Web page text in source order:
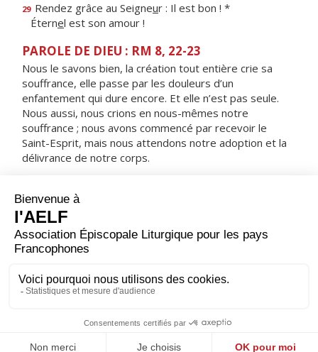
29 Rendez grâce au Seigneur : Il est bon ! *
Éternel est son amour !
PAROLE DE DIEU : RM 8, 22-23
Nous le savons bien, la création tout entière crie sa
souffrance, elle passe par les douleurs d’un
enfantement qui dure encore. Et elle n’est pas seule.
Nous aussi, nous crions en nous-mêmes notre
souffrance ; nous avons commencé par recevoir le
Saint-Esprit, mais nous attendons notre adoption et la
délivrance de notre corps.
V/ Bénis le Seigneur, ô mon âme,
il rachète ta vie à la mort.
ORAISON
amour, afin qu'au nom de ton Fils bien-aimé, nous
portions des fruits en abondance.